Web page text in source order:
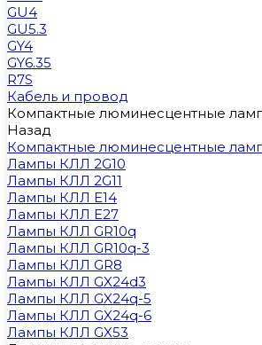
GU4
GU5.3
GY4
GY6.35
R7S
Кабель и провод
Компактные люминесцентные
Назад
Компактные люминесцентные
Лампы КЛЛ 2G10
Лампы КЛЛ 2G11
Лампы КЛЛ E14
Лампы КЛЛ E27
Лампы КЛЛ GR10q
Лампы КЛЛ GR10q-3
Лампы КЛЛ GR8
Лампы КЛЛ GX24d3
Лампы КЛЛ GX24q-5
Лампы КЛЛ GX24q-6
Лампы КЛЛ GX53